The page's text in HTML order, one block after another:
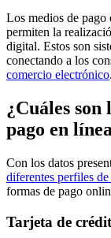
Los medios de pago
permiten la
digital. Estos son
conectando a los
comercio electrónico.
¿Cuáles
pago en
Con los datos
diferentes perfiles
formas de pago
Tarjeta de